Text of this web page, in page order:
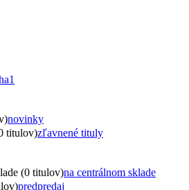
1
novinky
titulov)zľavnené tituly
(0 titulov)na centrálnom sklade
predpredaj